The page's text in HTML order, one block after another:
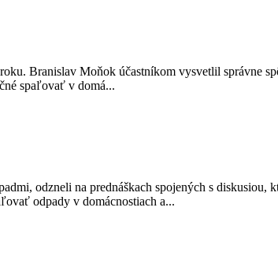
Branislav Moňok účastníkom vysvetlil správne
spaľovať v domá...
odzneli na prednáškach spojených s
odpady v domácnostiach a...